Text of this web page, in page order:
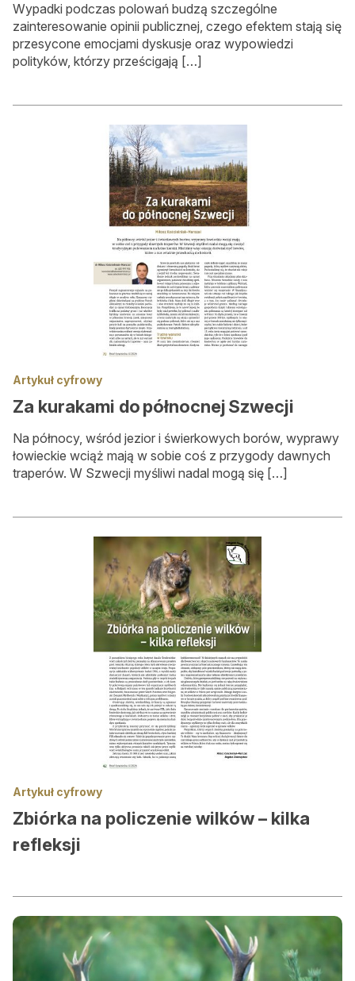
Wypadki podczas polowań budzą szczególne
zainteresowanie opinii publicznej, czego efektem stają się
przesycone emocjami dyskusje oraz wypowiedzi
polityków, którzy prześcigają […]
Artykuł cyfrowy
Za kurakami do północnej Szwecji
Na północy, wśród jezior i świerkowych borów, wyprawy
łowieckie wciąż mają w sobie coś z przygody dawnych
traperów. W Szwecji myśliwi nadal mogą się […]
Artykuł cyfrowy
Zbiórka na policzenie wilków – kilka
refleksji